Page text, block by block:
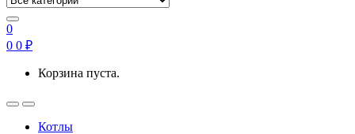
0
0 0 ₽
Корзина пуста.
OpenClose
Котлы